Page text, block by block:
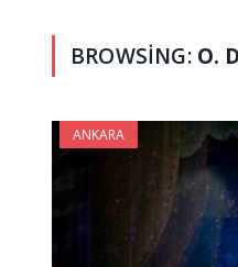
BROWSING: O.
ANKARA